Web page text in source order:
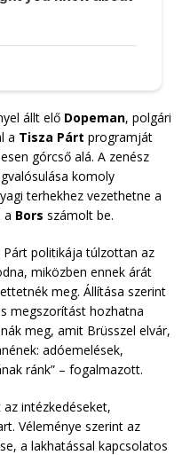
állt elő Dopeman, polgári
a Tisza Párt programját
górcső alá. A zenész
komoly
terhekhez vezethetne a
a Bors számolt be.
politikája túlzottan az
miközben ennek árát
meg. Állítása szerint
megszorítást hozhatna
meg, amit Brüsszel elvár,
adóemelések,
ránk” – fogalmazott.
intézkedéseket,
Véleménye szerint az
a lakhatással kapcsolatos